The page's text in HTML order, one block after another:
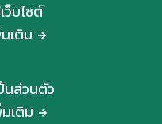
ว็บไซต์
เติม
นส่วนตัว
เติม